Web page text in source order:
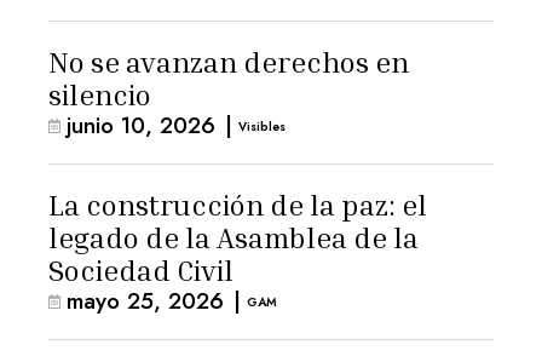
No se avanzan derechos en
silencio
junio 10, 2026 | Visibles
La construcción de la paz: el
legado de la Asamblea de la
Sociedad Civil
mayo 25, 2026 | GAM